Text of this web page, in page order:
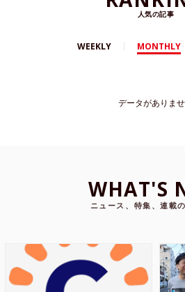
人気の記事
WEEKLY MONTHLY
データがありま
WHAT'S
ニュース、特集、連載